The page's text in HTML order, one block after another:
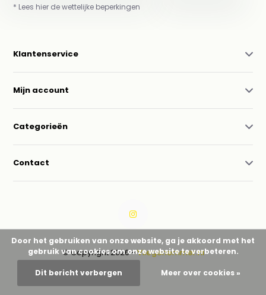
* Lees hier de wettelijke beperkingen
Klantenservice
Mijn account
Categorieën
Contact
© Copyright 2026 -Vliegenemmer.nl
Door het gebruiken van onze website, ga je akkoord met het
gebruik van cookies om onze website te verbeteren.
Dit bericht verbergen Meer over cookies »